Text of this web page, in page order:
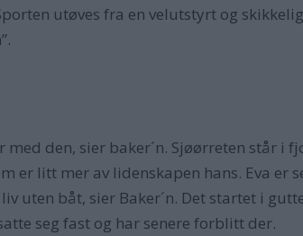
utøves fra en velutstyrt og
den, sier baker´n. Sjøørreten står i
er litt mer av lidenskapen hans. Eva er
liv uten båt, sier Baker´n. Det startet i
seg fast og har senere forblitt der.